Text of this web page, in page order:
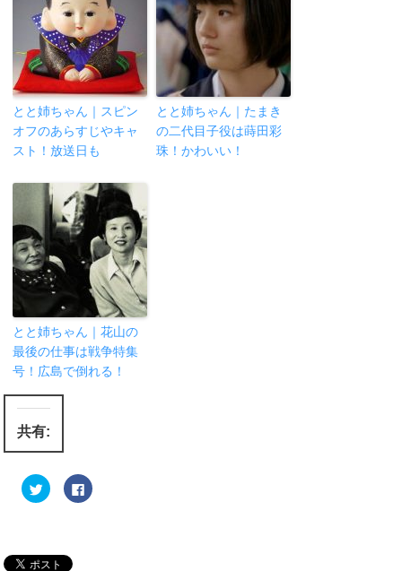
とと姉ちゃん｜スピン
オフのあらすじやキャ
スト！放送日も
とと姉ちゃん｜たまき
の二代目子役は蒔田彩
珠！かわいい！
とと姉ちゃん｜花山の
最後の仕事は戦争特集
号！広島で倒れる！
共有:
ク
リ
w
F
a